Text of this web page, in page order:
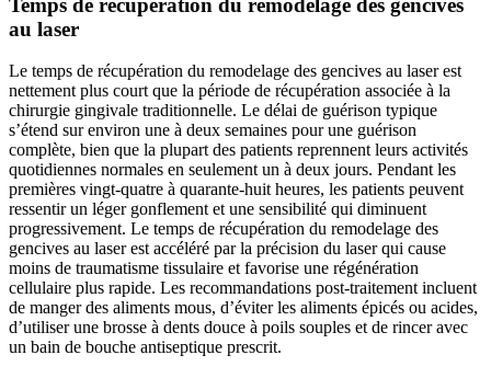
au laser
Le temps de récupération du remodelage des gencives au laser est
nettement plus court que la période de récupération associée à la
chirurgie gingivale traditionnelle. Le délai de guérison typique
s’étend sur environ une à deux semaines pour une guérison
complète, bien que la plupart des patients reprennent leurs activités
quotidiennes normales en seulement un à deux jours. Pendant les
premières vingt-quatre à quarante-huit heures, les patients peuvent
ressentir un léger gonflement et une sensibilité qui diminuent
progressivement. Le temps de récupération du remodelage des
gencives au laser est accéléré par la précision du laser qui cause
moins de traumatisme tissulaire et favorise une régénération
cellulaire plus rapide. Les recommandations post-traitement incluent
de manger des aliments mous, d’éviter les aliments épicés ou acides,
d’utiliser une brosse à dents douce à poils souples et de rincer avec
un bain de bouche antiseptique prescrit.